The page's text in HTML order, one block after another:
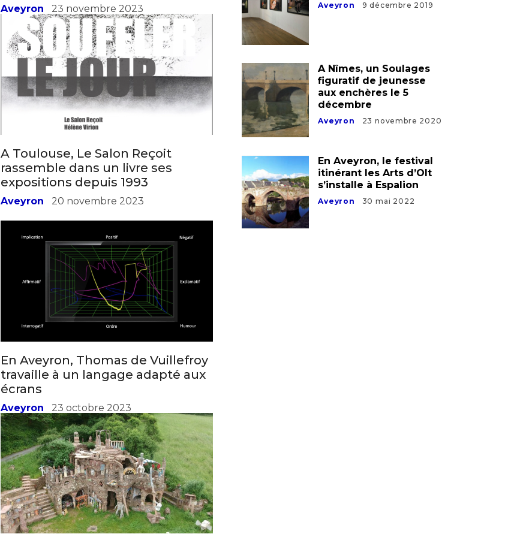
Aveyron 23 novembre 2023
A Toulouse, Le Salon Reçoit
rassemble dans un livre ses
expositions depuis 1993
Aveyron 20 novembre 2023
En Aveyron, Thomas de Vuillefroy
travaille à un langage adapté aux
écrans
Aveyron 23 octobre 2023
Aveyron 9 décembre 2019
A Nîmes, un Soulages
figuratif de jeunesse
aux enchères le 5
décembre
Aveyron 23 novembre 2020
En Aveyron, le festival
itinérant les Arts d’Olt
s’installe à Espalion
Aveyron 30 mai 2022